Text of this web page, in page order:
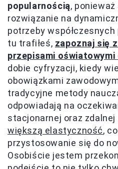
popularnością,
rozwiązanie na
potrzeby
tu trafiłeś, zapoznaj się
przepisami
dobie cyfryzacji, kiedy
obowiązkami
tradycyjne metody
odpowiadają na
stacjonarnej oraz
większą elastyczność,
przystosowanie się do
Osobiście jestem